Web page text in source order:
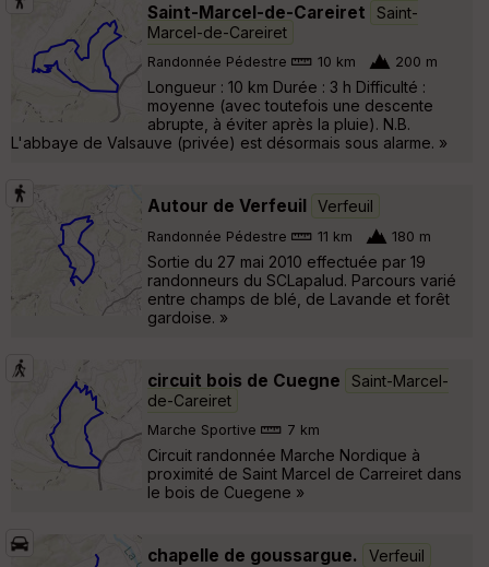
Saint-Marcel-de-Careiret
Saint-
Marcel-de-Careiret
Randonnée Pédestre 10 km 200 m
Longueur : 10 km Durée : 3 h Difficulté :
moyenne (avec toutefois une descente
abrupte, à éviter après la pluie). N.B.
L'abbaye de Valsauve (privée) est désormais sous alarme. »
Autour de Verfeuil Verfeuil
Randonnée Pédestre 11 km 180 m
Sortie du 27 mai 2010 effectuée par 19
randonneurs du SCLapalud. Parcours varié
entre champs de blé, de Lavande et forêt
gardoise. »
circuit bois de Cuegne
Saint-Marcel-
de-Careiret
Marche Sportive 7 km
Circuit randonnée Marche Nordique à
proximité de Saint Marcel de Carreiret dans
le bois de Cuegene »
chapelle de goussargue. Verfeuil